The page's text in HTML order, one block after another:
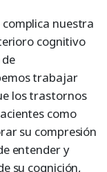
nuestra
cognitivo
trabajar
los trastornos
como
su compresión
entender y
su cognición,